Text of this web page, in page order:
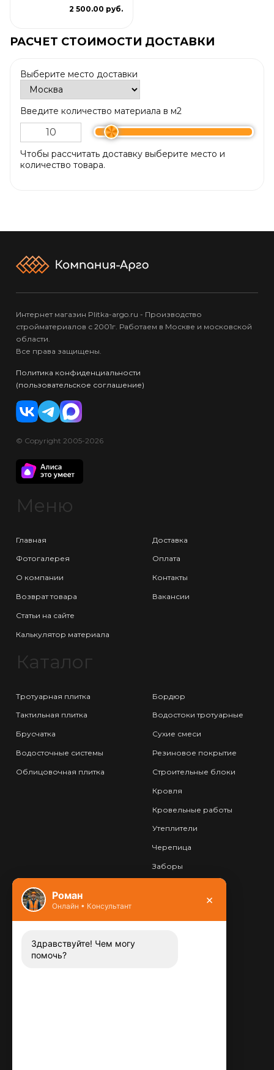
2 500.00 руб.
РАСЧЕТ СТОИМОСТИ ДОСТАВКИ
Выберите место доставки
Введите количество материала в м2
Чтобы рассчитать доставку выберите место и
количество товара.
Интернет магазин Plitka-argo.ru - Производство
стройматериалов с 2001г. Работаем в Москве и московской
области.
Все права защищены.
Политика конфиденциальности
(пользовательское соглашение)
© Copyright 2005-2026
Меню
Главная
Фотогалерея
О компании
Возврат товара
Статьи на сайте
Калькулятор материала
Доставка
Оплата
Контакты
Вакансии
Каталог
Тротуарная плитка
Тактильная плитка
Брусчатка
Водосточные системы
Облицовочная плитка
Бордюр
Водостоки тротуарные
Сухие смеси
Резиновое покрытие
Строительные блоки
Кровля
Кровельные работы
Утеплители
Черепица
Заборы
Контакты
Заказать звонок
Роман
Онлайн • Консультант ×
Здравствуйте! Чем могу
помочь?